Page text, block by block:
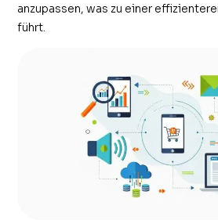
anzupassen, was zu einer
führt.